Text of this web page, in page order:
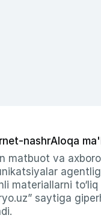
nashrAloqa
matbuot va
materiallarni
saytiga